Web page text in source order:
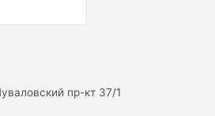
пр-кт 37/1